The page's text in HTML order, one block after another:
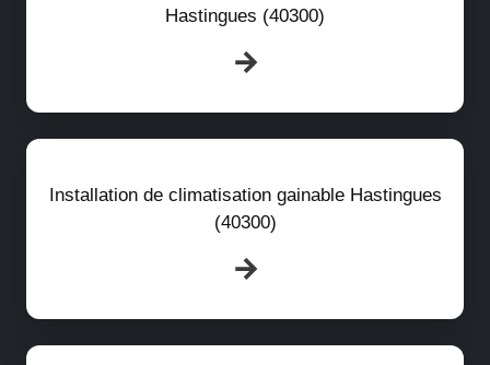
Hastingues (40300)
Installation de climatisation gainable Hastingues
(40300)